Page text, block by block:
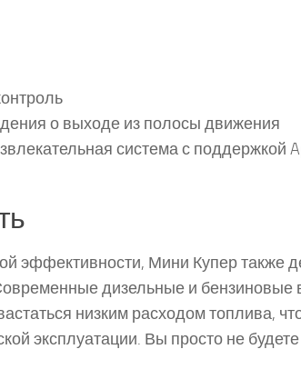
о выходе из полосы движения
система с поддержкой
эффективности, Мини Купер также
дизельные и бензиновые
низким расходом топлива,
эксплуатации. Вы просто не